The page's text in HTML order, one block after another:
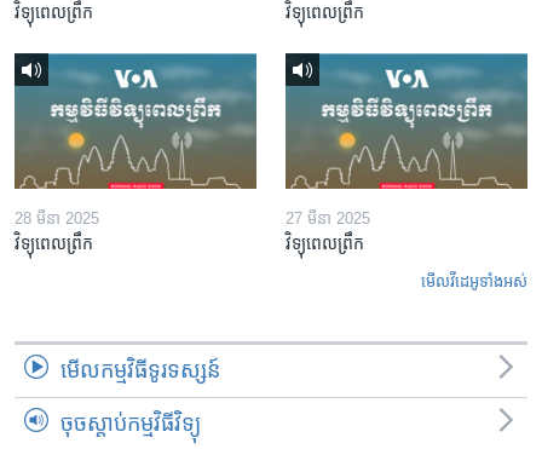
វិទ្យុពេលព្រឹក វិទ្យុពេលព្រឹក
28 មីនា 2025
វិទ្យុពេលព្រឹក
27 មីនា 2025
វិទ្យុពេលព្រឹក
មើល​វីដេអូ​ទាំង​អស់
មើល​កម្មវិធី​ទូរទស្សន៍
ចុចស្តាប់កម្មវិធីវិទ្យុ